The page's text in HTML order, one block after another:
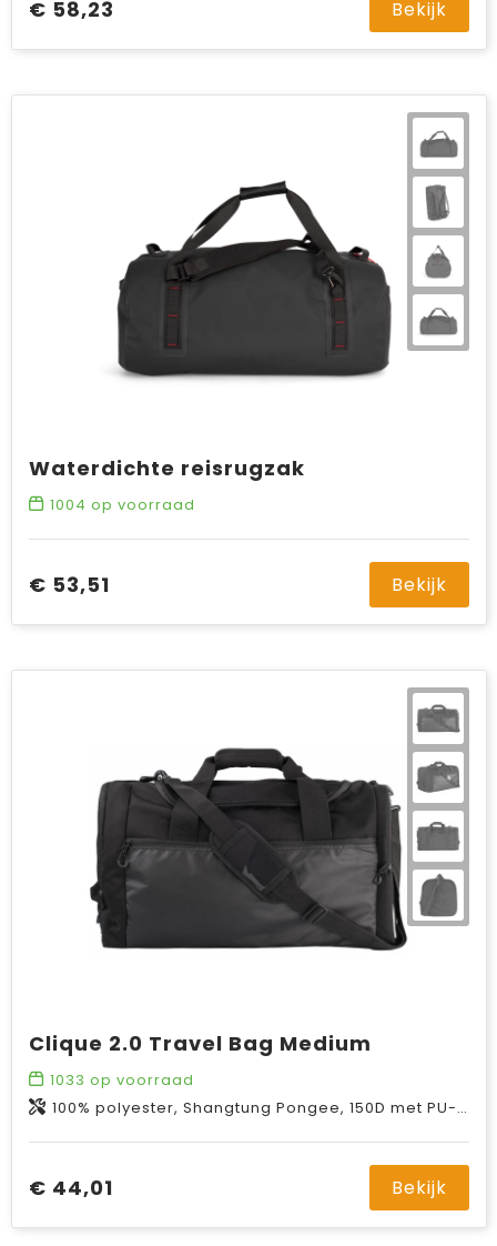
€ 58,23 Bekijk
Waterdichte reisrugzak
1004 op voorraad
€ 53,51 Bekijk
Clique 2.0 Travel Bag Medium
1033 op voorraad
100% polyester, Shangtung Pongee, 150D met PU-coating.
€ 44,01 Bekijk